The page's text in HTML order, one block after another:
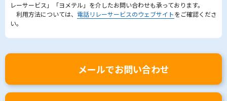
レーサービス」「ヨメテル」を介したお問い合わせも承っております。
利用方法については、 電話リレーサービスのウェブサイトをご確認くださ
い。
メールでお問い合わせ